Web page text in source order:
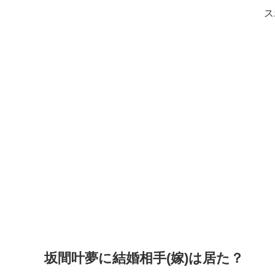
坂間叶夢に結婚相手(嫁)は居た？